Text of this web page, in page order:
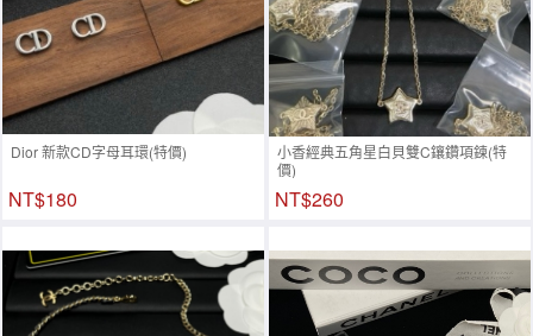
Dior 新款CD字母耳環(特價)
NT$180
小香經典五角星白貝雙C鑲鑽項鍊(特
價)
NT$260